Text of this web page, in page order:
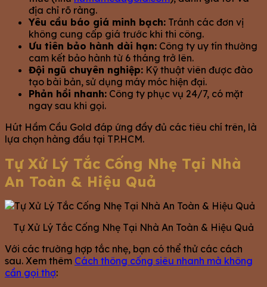
địa chỉ rõ ràng.
Yêu cầu báo giá minh bạch: Tránh các đơn vị
không cung cấp giá trước khi thi công.
Ưu tiên bảo hành dài hạn: Công ty uy tín thường
cam kết bảo hành từ 6 tháng trở lên.
Đội ngũ chuyên nghiệp: Kỹ thuật viên được đào
tạo bài bản, sử dụng máy móc hiện đại.
Phản hồi nhanh: Công ty phục vụ 24/7, có mặt
ngay sau khi gọi.
Hút Hầm Cầu Gold đáp ứng đầy đủ các tiêu chí trên, là
lựa chọn hàng đầu tại TP.HCM.
Tự Xử Lý Tắc Cống Nhẹ Tại Nhà
An Toàn & Hiệu Quả
Tự Xử Lý Tắc Cống Nhẹ Tại Nhà An Toàn & Hiệu Quả
Với các trường hợp tắc nhẹ, bạn có thể thử các cách
sau. Xem thêm Cách thông cống siêu nhanh mà không
cần gọi thợ: